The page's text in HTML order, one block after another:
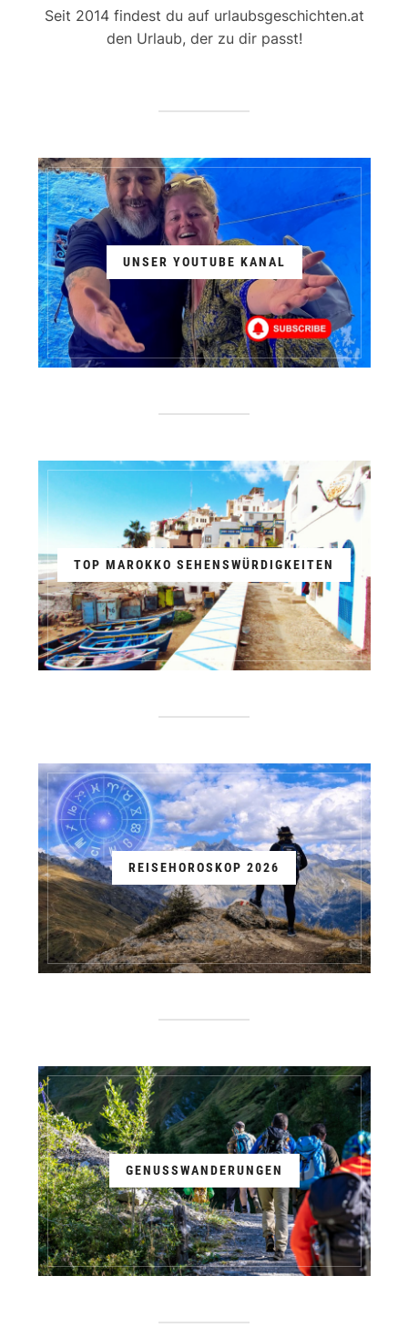
Seit 2014 findest du auf urlaubsgeschichten.at
den Urlaub, der zu dir passt!
UNSER YOUTUBE KANAL
TOP MAROKKO SEHENSWÜRDIGKEITEN
REISEHOROSKOP 2026
GENUSSWANDERUNGEN